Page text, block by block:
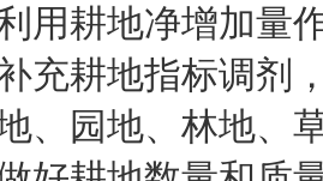
用耕地净增加量
充耕地指标调剂
、园地、林地、